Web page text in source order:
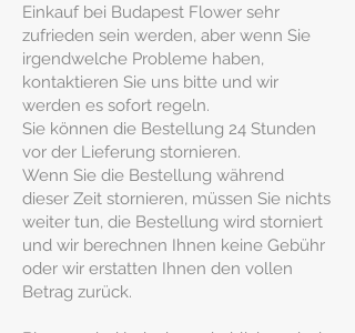
Einkauf bei Budapest Flower sehr
zufrieden sein werden, aber wenn Sie
irgendwelche Probleme haben,
kontaktieren Sie uns bitte und wir
werden es sofort regeln.
Sie können die Bestellung 24 Stunden
vor der Lieferung stornieren.
Wenn Sie die Bestellung während
dieser Zeit stornieren, müssen Sie nichts
weiter tun, die Bestellung wird storniert
und wir berechnen Ihnen keine Gebühr
oder wir erstatten Ihnen den vollen
Betrag zurück.